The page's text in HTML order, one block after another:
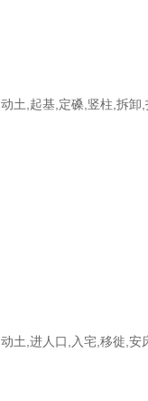
土,起基,定磉,竖柱,拆
土,进人口,入宅,移徙,